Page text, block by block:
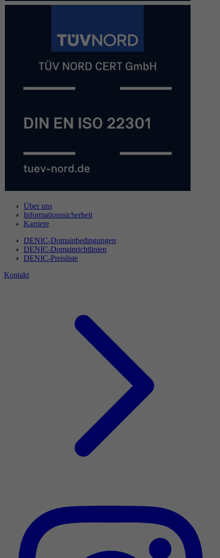
Über uns
Informationssicherheit
Karriere
DENIC-Domainbedingungen
DENIC-Domainrichtlinien
DENIC-Preisliste
Kontakt